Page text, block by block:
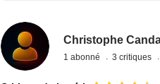
Christophe
1 abonné 3 critiques